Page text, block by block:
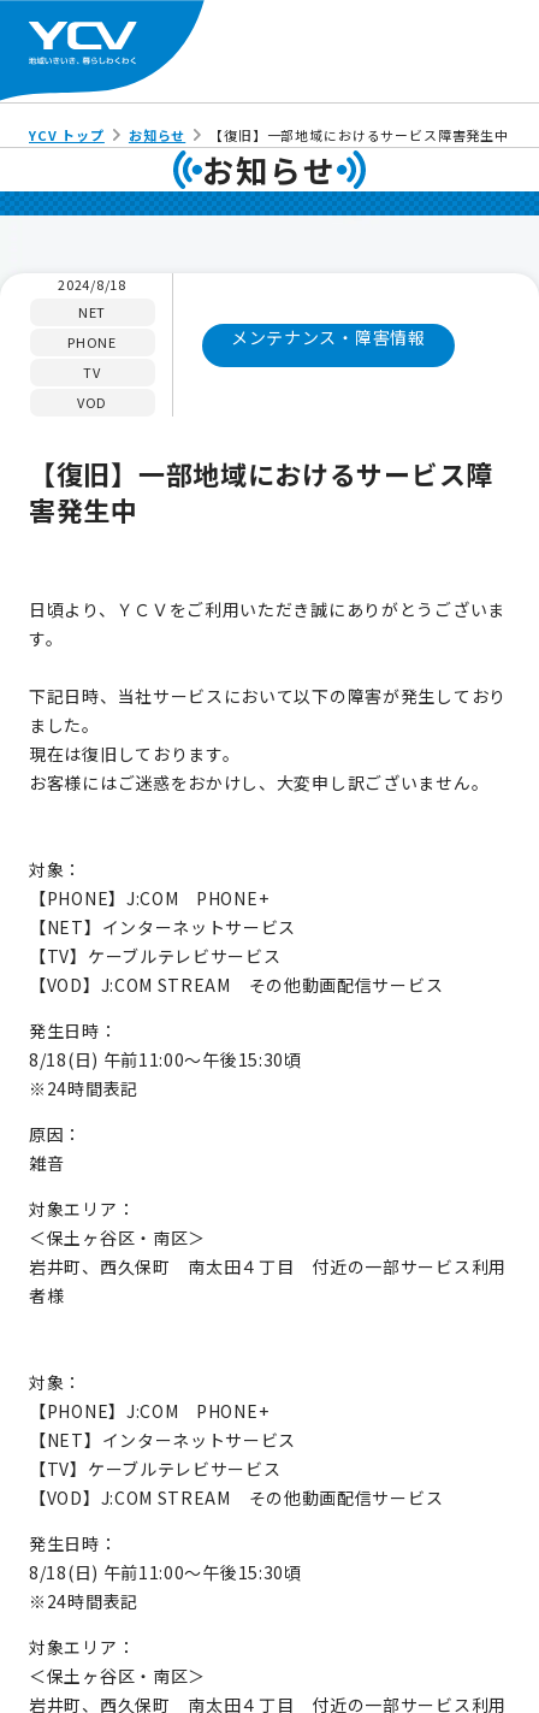
YCV トップ お知らせ 【復旧】一部地域におけるサービス障害発生中
お知らせ
2024/8/18
NET
PHONE
TV
VOD
メンテナンス・障害情報
【復旧】一部地域におけるサービス障
害発生中
日頃より、ＹＣＶをご利用いただき誠にありがとうございま
す。
下記日時、当社サービスにおいて以下の障害が発生しており
ました。
現在は復旧しております。
お客様にはご迷惑をおかけし、大変申し訳ございません。
対象：
【PHONE】J:COM PHONE+
【NET】インターネットサービス
【TV】ケーブルテレビサービス
【VOD】J:COM STREAM その他動画配信サービス
発生日時：
8/18(日) 午前11:00～午後15:30頃
※24時間表記
原因：
雑音
対象エリア：
＜保土ヶ谷区・南区＞
岩井町、西久保町 南太田４丁目 付近の一部サービス利用
者様
対象：
【PHONE】J:COM PHONE+
【NET】インターネットサービス
【TV】ケーブルテレビサービス
【VOD】J:COM STREAM その他動画配信サービス
発生日時：
8/18(日) 午前11:00～午後15:30頃
※24時間表記
対象エリア：
＜保土ヶ谷区・南区＞
岩井町、西久保町 南太田４丁目 付近の一部サービス利用